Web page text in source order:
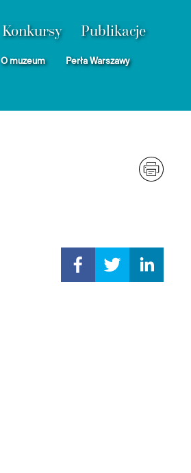
Konkursy Publikacje
O muzeum
Perła Warszawy